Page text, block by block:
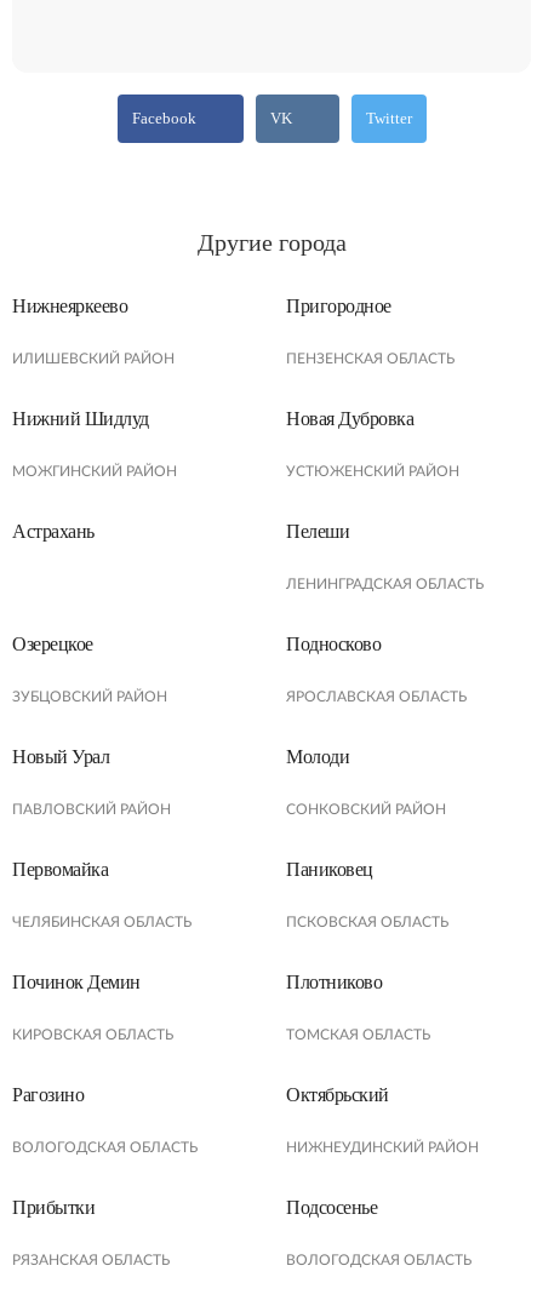
Facebook VK Twitter
Другие города
Нижнеяркеево
ИЛИШЕВСКИЙ РАЙОН
Пригородное
ПЕНЗЕНСКАЯ ОБЛАСТЬ
Нижний Шидлуд
МОЖГИНСКИЙ РАЙОН
Новая Дубровка
УСТЮЖЕНСКИЙ РАЙОН
Астрахань Пелеши
ЛЕНИНГРАДСКАЯ ОБЛАСТЬ
Озерецкое
ЗУБЦОВСКИЙ РАЙОН
Подносково
ЯРОСЛАВСКАЯ ОБЛАСТЬ
Новый Урал
ПАВЛОВСКИЙ РАЙОН
Молоди
СОНКОВСКИЙ РАЙОН
Первомайка
ЧЕЛЯБИНСКАЯ ОБЛАСТЬ
Паниковец
ПСКОВСКАЯ ОБЛАСТЬ
Починок Демин
КИРОВСКАЯ ОБЛАСТЬ
Плотниково
ТОМСКАЯ ОБЛАСТЬ
Рагозино
ВОЛОГОДСКАЯ ОБЛАСТЬ
Октябрьский
НИЖНЕУДИНСКИЙ РАЙОН
Прибытки
РЯЗАНСКАЯ ОБЛАСТЬ
Подсосенье
ВОЛОГОДСКАЯ ОБЛАСТЬ